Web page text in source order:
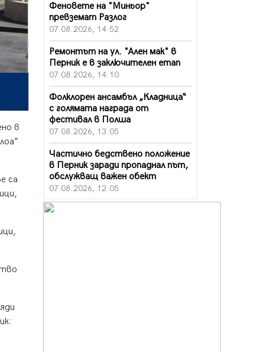
в
са
Феновете на "Миньор"
превземат Разлог
07.08.2026, 14:52
Ремонтът на ул. "Ален мак" в
Перник е в заключителен етап
07.08.2026, 14:10
Фолклорен ансамбъл „Кладница“
с голямата награда от
фестивал в Полша
07.08.2026, 13:05
Частично бедствено положение
в Перник заради пропаднал път,
обслужващ важен обект
07.08.2026, 12:05
Да отговорим на жегите с филм